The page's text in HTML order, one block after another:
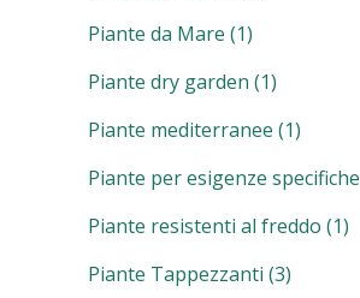
Piante da Mare (1)
Piante dry garden (1)
Piante mediterranee (1)
Piante per esigenze specifiche
Piante resistenti al freddo (1)
Piante Tappezzanti (3)